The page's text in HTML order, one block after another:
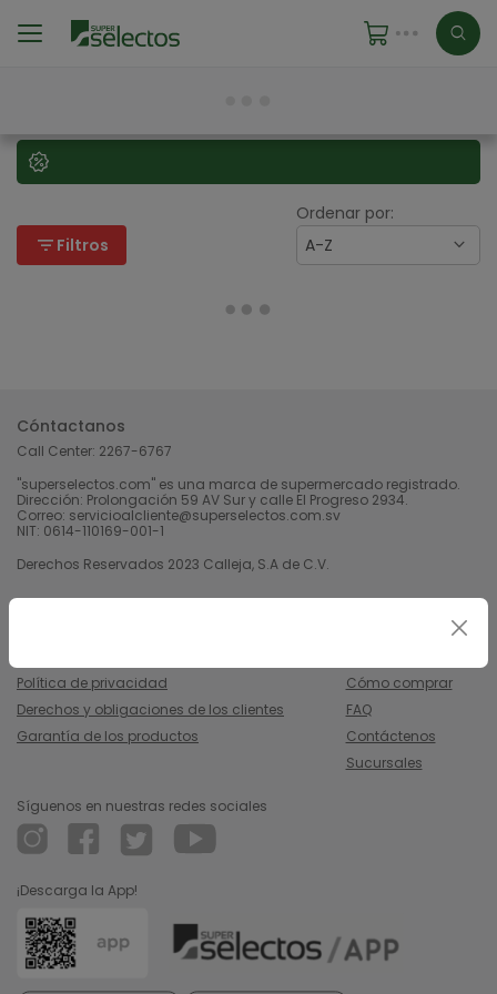
filter_list Filtros
Ordenar por:
A-Z
Cóntactanos
Call Center: 2267-6767
"superselectos.com" es una marca de supermercado registrado.
Dirección: Prolongación 59 AV Sur y calle El Progreso 2934.
Correo: servicioalcliente@superselectos.com.sv
NIT: 0614-110169-001-1
Derechos Reservados 2023 Calleja, S.A de C.V.
Política de privacidad
Derechos y obligaciones de los clientes
Garantía de los productos
Cómo comprar
FAQ
Contáctenos
Sucursales
Síguenos en nuestras redes sociales
¡Descarga la App!